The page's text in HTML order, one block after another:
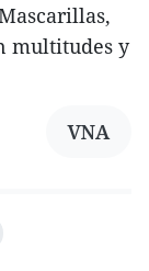
multitudes y
VNA